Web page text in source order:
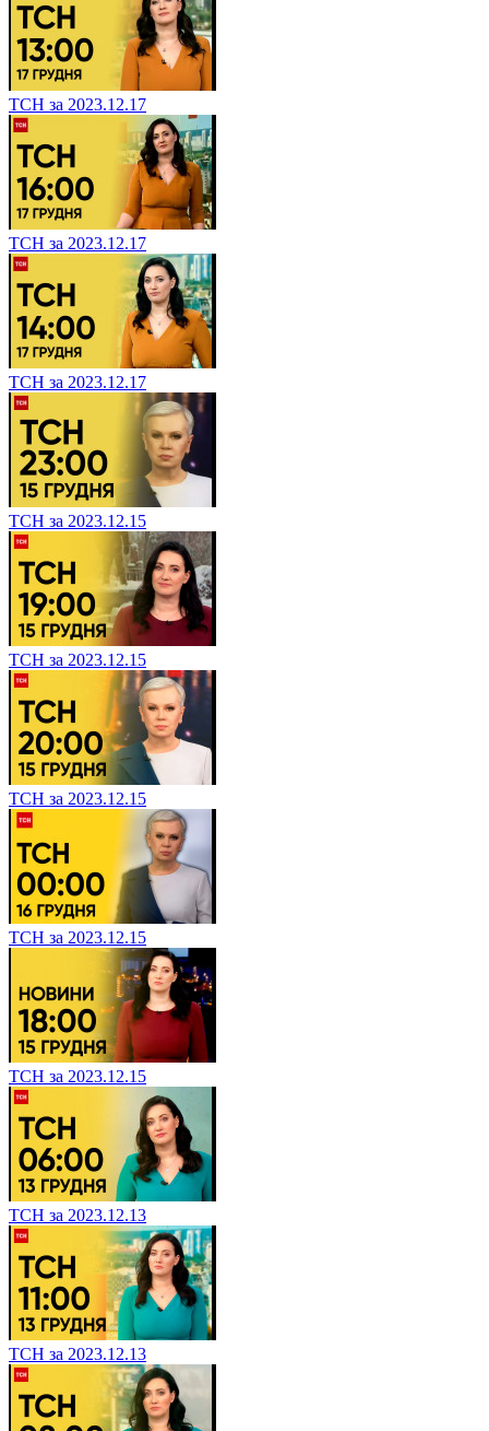
ТСН за 2023.12.17
ТСН за 2023.12.17
ТСН за 2023.12.17
ТСН за 2023.12.15
ТСН за 2023.12.15
ТСН за 2023.12.15
ТСН за 2023.12.15
ТСН за 2023.12.15
ТСН за 2023.12.13
ТСН за 2023.12.13